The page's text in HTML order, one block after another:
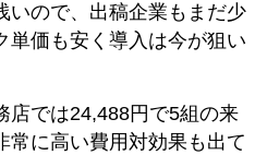
いので、出稿企業もまだ少
単価も安く導入は今が狙い
店では24,488円で5組の来
常に高い費用対効果も出て